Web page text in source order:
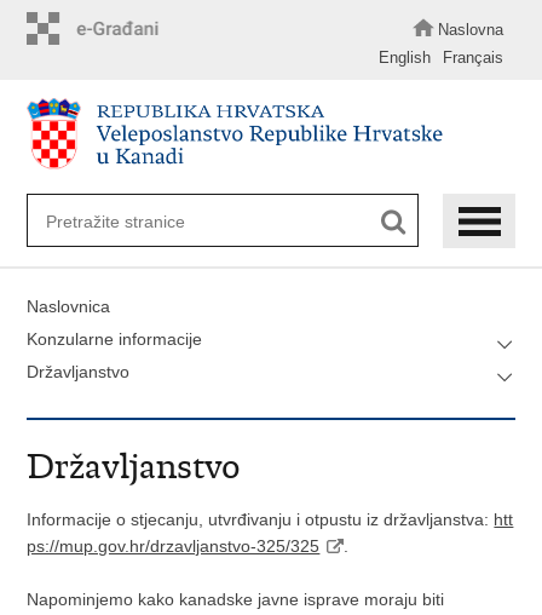
Naslovna
English
Français
Naslovnica
Konzularne informacije
Državljanstvo
Državljanstvo
Informacije o stjecanju, utvrđivanju i otpustu iz državljanstva: htt
ps://mup.gov.hr/drzavljanstvo-325/325
Napominjemo kako kanadske javne isprave moraju biti